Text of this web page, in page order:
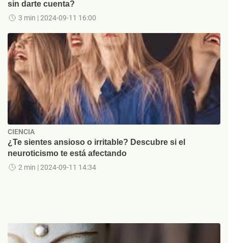
sin darte cuenta?
3 min | 2024-09-11 16:00
CIENCIA
¿Te sientes ansioso o irritable? Descubre si el
neuroticismo te está afectando
2 min | 2024-09-11 14:34